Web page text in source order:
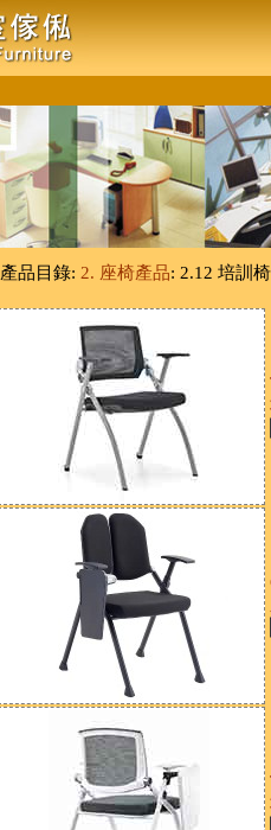
產品目錄: 2. 座椅產品: 2.12 培訓椅